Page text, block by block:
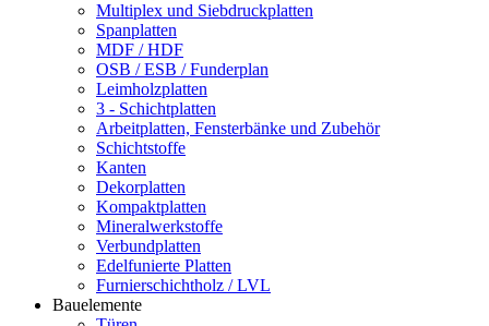
Multiplex und Siebdruckplatten
Spanplatten
MDF / HDF
OSB / ESB / Funderplan
Leimholzplatten
3 - Schichtplatten
Arbeitplatten, Fensterbänke und Zubehör
Schichtstoffe
Kanten
Dekorplatten
Kompaktplatten
Mineralwerkstoffe
Verbundplatten
Edelfunierte Platten
Furnierschichtholz / LVL
Bauelemente